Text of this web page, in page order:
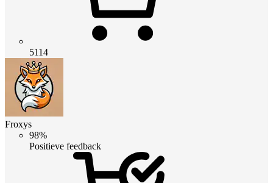
5114
Froxys
98%
Positieve feedback